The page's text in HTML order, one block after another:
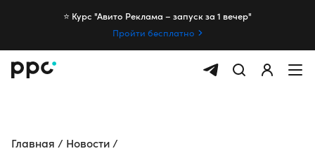
⭐️ Курс "Авито Реклама – запуск за 1 вечер"
Пройти бесплатно
Главная
Новости